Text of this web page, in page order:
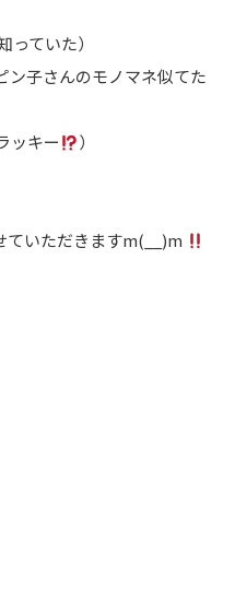
ていた）
ン子さんのモノマネ似てた
ッキー
）
ていただきますm(__)m